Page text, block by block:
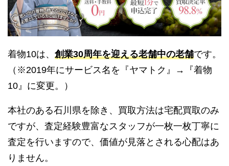
着物10は、 創業30周年を迎える老舗中の老舗です。
（※2019年にサービス名を『ヤマトク』→『着物
10』に変更。）
本社のある石川県を除き、買取方法は宅配買取のみ
ですが、査定経験豊富なスタッフが一枚一枚丁寧に
査定を行いますので、価値が見落とされる心配はあ
りません。